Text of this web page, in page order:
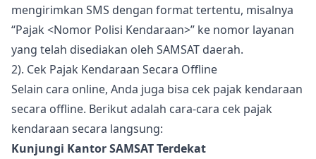
mengirimkan SMS dengan format tertentu, misalnya
“Pajak <Nomor Polisi Kendaraan>” ke nomor layanan
yang telah disediakan oleh SAMSAT daerah.
2). Cek Pajak Kendaraan Secara Offline
Selain cara online, Anda juga bisa cek pajak kendaraan
secara offline. Berikut adalah cara-cara cek pajak
kendaraan secara langsung:
Kunjungi Kantor SAMSAT Terdekat